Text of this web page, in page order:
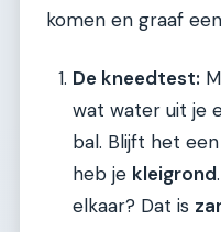
komen en graaf
De kneedtest:
wat water uit je
bal. Blijft het
heb je kleigrond
elkaar? Dat is